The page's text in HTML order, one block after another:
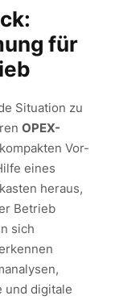
für
Situation zu
OPEX-
Vor-
eines
heraus,
Betrieb
sich
und digitale